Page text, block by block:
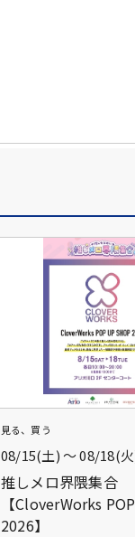
見る、買う
08/15(土) 〜 08/18(
推しメロ界隈集合
【CloverWorks
2026】